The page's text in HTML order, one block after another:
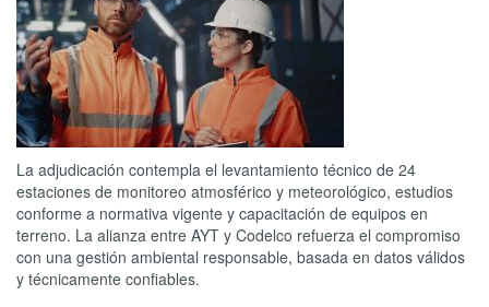
La adjudicación contempla el levantamiento técnico de 24
estaciones de monitoreo atmosférico y meteorológico, estudios
conforme a normativa vigente y capacitación de equipos en
terreno. La alianza entre AYT y Codelco refuerza el compromiso
con una gestión ambiental responsable, basada en datos válidos
y técnicamente confiables.